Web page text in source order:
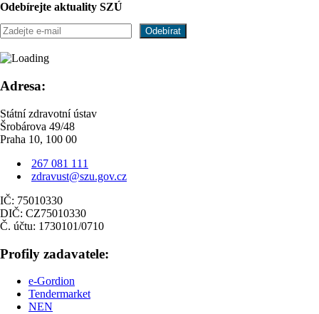
Odebírejte aktuality SZÚ
Adresa:
Státní zdravotní ústav
Šrobárova 49/48
Praha 10, 100 00
267 081 111
zdravust@szu.gov.cz
IČ: 75010330
DIČ: CZ75010330
Č. účtu: 1730101/0710
Profily zadavatele:
e-Gordion
Tendermarket
NEN